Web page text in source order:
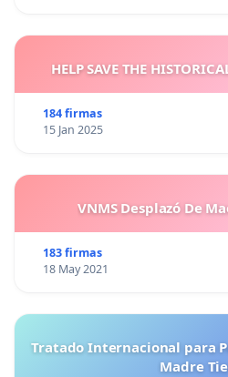
HELP SAVE THE
184 firmas
15 Jan 2025
VNMS Desplazó De
183 firmas
18 May 2021
Tratado Internacional para
Madre